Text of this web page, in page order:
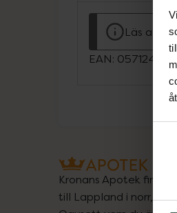
Läs alltid
EAN:
Kronans Apotek finns
till Lappland i norr,